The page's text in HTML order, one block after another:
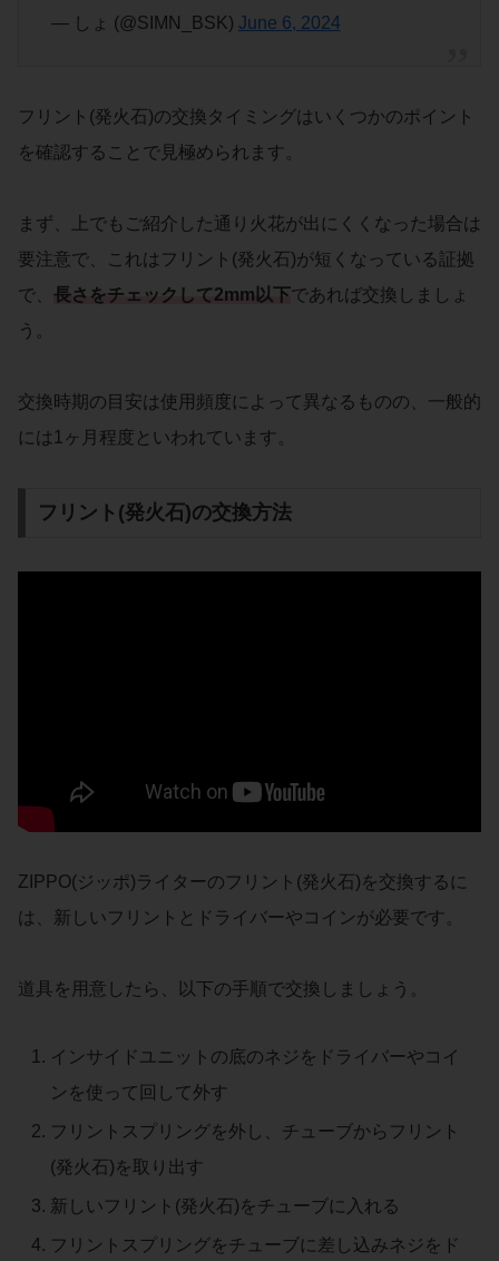
— しょ (@SIMN_BSK) June 6, 2024
フリント(発火石)の交換タイミングはいくつかのポイント
を確認することで見極められます。
まず、上でもご紹介した通り火花が出にくくなった場合は
要注意で、これはフリント(発火石)が短くなっている証拠
で、 長さをチェックして2mm以下であれば交換しましょ
う。
交換時期の目安は使用頻度によって異なるものの、一般的
には1ヶ月程度といわれています。
フリント(発火石)の交換方法
ZIPPO(ジッポ)ライターのフリント(発火石)を交換するに
は、新しいフリントとドライバーやコインが必要です。
道具を用意したら、以下の手順で交換しましょう。
インサイドユニットの底のネジをドライバーやコイ
ンを使って回して外す
フリントスプリングを外し、チューブからフリント
(発火石)を取り出す
新しいフリント(発火石)をチューブに入れる
フリントスプリングをチューブに差し込みネジをド